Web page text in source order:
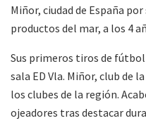
Miñor, ciudad de España
productos del mar, a los 4
Sus primeros tiros de
sala ED Vla. Miñor, club de
los clubes de la región.
ojeadores tras destacar